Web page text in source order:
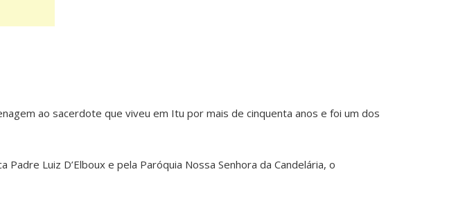
ao sacerdote que viveu em Itu por mais de cinquenta anos e foi um dos
Luiz D’Elboux e pela Paróquia Nossa Senhora da Candelária, o